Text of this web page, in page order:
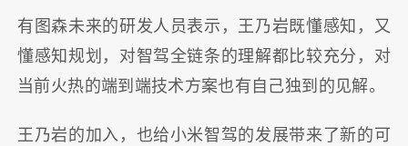
有图森未来的研发人员表示，王乃岩既懂感知，又
懂感知规划，对智驾全链条的理解都比较充分，对
当前火热的端到端技术方案也有自己独到的见解。
王乃岩的加入，也给小米智驾的发展带来了新的可